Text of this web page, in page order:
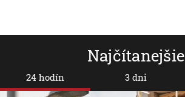
Najčítanejšie
24 hodín 3 dni